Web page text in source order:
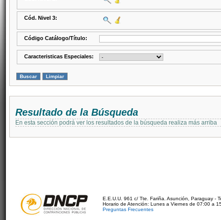
Cód. Nivel 3:
Código Catálogo/Título:
Caracteristicas Especiales:
Resultado de la Búsqueda
En esta sección podrá ver los resultados de la búsqueda realiza más arriba
E.E.U.U. 961 c/ Tte. Fariña. Asunción, Paraguay -
Horario de Atención: Lunes a Viernes de 07:00 a
Preguntas Frecuentes